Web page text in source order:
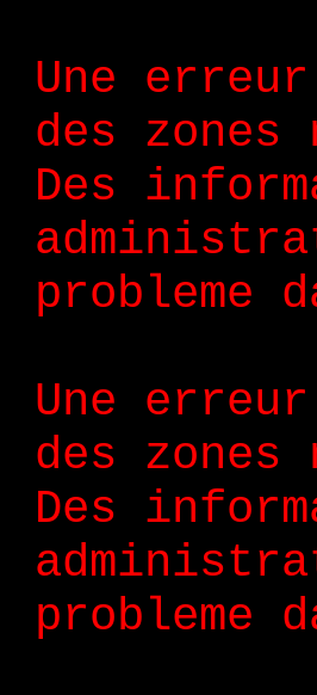
Une
des
Des
probleme
Une
des
Des
probleme